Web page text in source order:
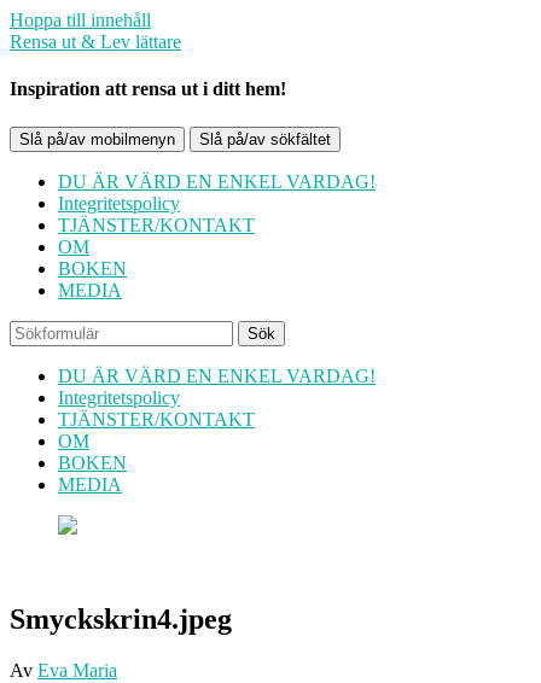
Hoppa till innehåll
Rensa ut & Lev lättare
Inspiration att rensa ut i ditt hem!
Slå på/av mobilmenyn Slå på/av sökfältet
DU ÄR VÄRD EN ENKEL VARDAG!
Integritetspolicy
TJÄNSTER/KONTAKT
OM
BOKEN
MEDIA
Sök
DU ÄR VÄRD EN ENKEL VARDAG!
Integritetspolicy
TJÄNSTER/KONTAKT
OM
BOKEN
MEDIA
Smyckskrin4.jpeg
Av Eva Maria